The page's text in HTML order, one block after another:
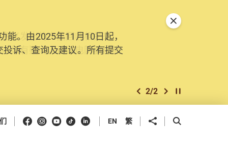
。由2025年11月10日起，
诉、查询及建议。所有提交
上一个
2/2 下一个开始/暂停幻灯
关闭特別通告
Facebook
Instagram
Youtube
抖音领英 EN 繁 分享到 开启搜寻框